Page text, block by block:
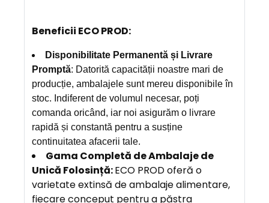
Beneficii ECO PROD:
Disponibilitate Permanentă și Livrare
Promptă: Datorită capacității noastre mari de
producție, ambalajele sunt mereu disponibile în
stoc. Indiferent de volumul necesar, poți
comanda oricând, iar noi asigurăm o livrare
rapidă și constantă pentru a susține
continuitatea afacerii tale.
Gama Completă de Ambalaje de
Unică Folosință:ECO PROD oferă o
varietate extinsă de ambalaje alimentare,
fiecare conceput pentru a păstra